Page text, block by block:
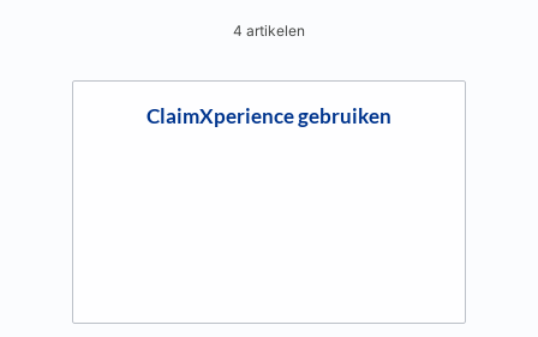
4 artikelen
ClaimXperience gebruiken